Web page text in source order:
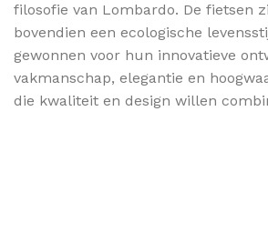
filosofie van Lombardo. De fietsen
bovendien een ecologische
gewonnen voor hun innovatieve
vakmanschap, elegantie en
die kwaliteit en design willen